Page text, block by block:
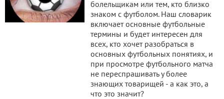
болельщикам или тем, кто близко
знаком с футболом. Наш словарик
включает основные футбольные
термины и будет интересен для
всех, кто хочет разобраться в
основных футбольных понятиях, и
при просмотре футбольного матча
не переспрашивать у более
знающих товарищей - а как это, а
что это значит?